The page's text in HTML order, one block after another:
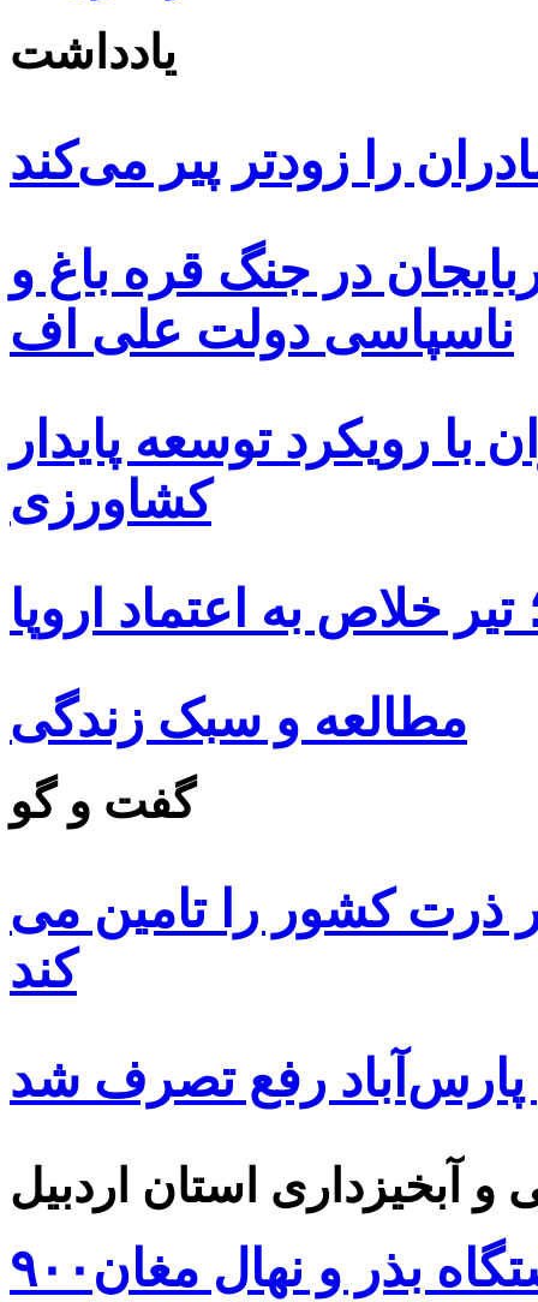
یادداشت
را زودتر پیر می‌کند
در جنگ قره باغ و
ناسپاسی دولت علی اف
با رویکرد توسعه پایدار
کشاورزی
خلاص به اعتماد اروپا
مطالعه و سبک زندگی
گفت و گو
۸۵ درصد بذر ذرت کشور را تامین می
کند
پارس‌آباد رفع تصرف شد
۹۰۰هزار اصله نهال توسط ایستگاه بذر و نهال مغان